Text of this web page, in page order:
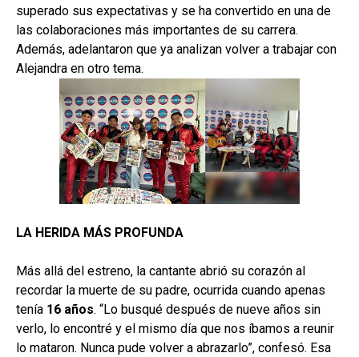
superado sus expectativas y se ha convertido en una de
las colaboraciones más importantes de su carrera.
Además, adelantaron que ya analizan volver a trabajar con
Alejandra en otro tema.
LA HERIDA MÁS PROFUNDA
Más allá del estreno, la cantante abrió su corazón al
recordar la muerte de su padre, ocurrida cuando apenas
tenía 16 años. “Lo busqué después de nueve años sin
verlo, lo encontré y el mismo día que nos íbamos a reunir
lo mataron. Nunca pude volver a abrazarlo”, confesó. Esa